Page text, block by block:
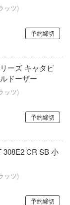
ッツ)
予約締切
ーズ キャタピ
ドーザー
ッツ)
予約締切
308E2 CR SB 小
ッツ)
予約締切
か？
隊
祝福を！
ーション(ビーバーコー
ャパン(プラッツ)